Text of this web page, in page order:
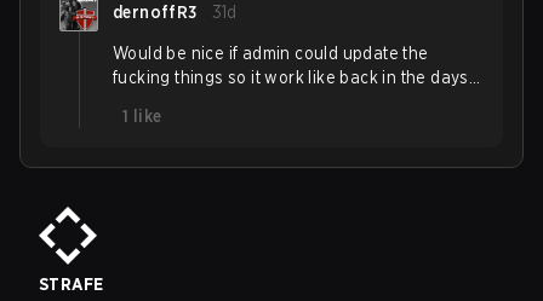
dernoffR3 31d
Would be nice if admin could update the
fucking things so it work like back in the days…
1
like
STRAFE